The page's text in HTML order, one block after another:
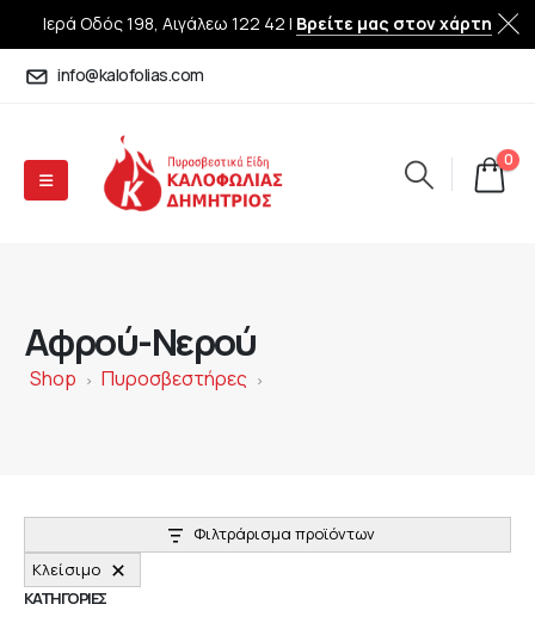
Ιερά Οδός 198, Αιγάλεω 122 42 | Βρείτε μας στον χάρτη
info@kalofolias.com
0
Αφρού-Νερού
Shop > Πυροσβεστήρες >
Φιλτράρισμα προϊόντων
Κλείσιμο
ΚΑΤΗΓΟΡΙΕΣ